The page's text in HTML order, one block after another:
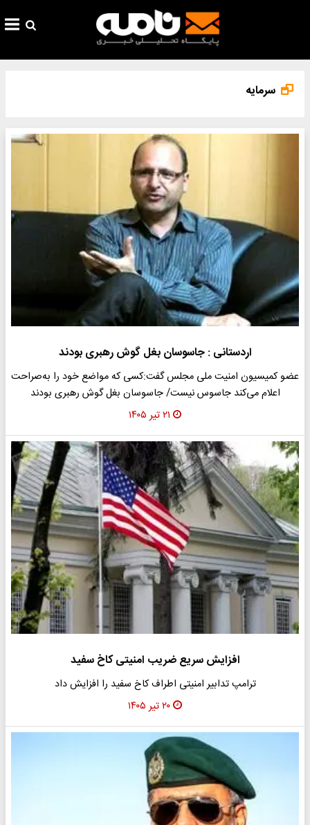
سرمایه
اردستانی : جاسوسان بغل گوش رهبری بودند
عضو کمیسیون امنیت ملی مجلس گفت:کسی که مواضع خود را به‌صراحت
اعلام می‌کند جاسوس نیست/ جاسوسان بغل گوش رهبری بودند
۲۱ تیر ۱۴۰۵
افزایش سریع ضریب امنیتی کاخ سفید
ترامپ تدابیر امنیتی اطراف کاخ سفید را افزایش داد
۲۰ تیر ۱۴۰۵